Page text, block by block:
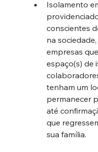
Isolamento
conscientes
na
empresas
espaço(s) de
tenham um
permanecer
até
que
sua família.